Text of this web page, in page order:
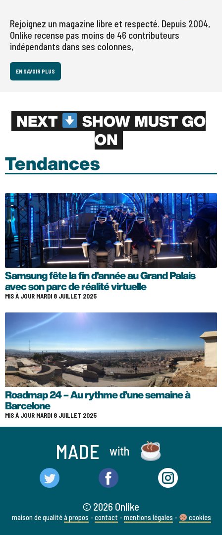
Rejoignez un magazine libre et respecté. Depuis 2004,
Onlike recense pas moins de 46 contributeurs
indépendants dans ses colonnes,
EN SAVOIR PLUS
NEXT
SHOW MUST GO
ON
Tendances
Samsung fête la fin d’année au Grand Palais
avec son parc de réalité virtuelle
MIS À JOUR MARDI 8 JUILLET 2025
Roadmap 24 – Au rythme d’une semaine à
Barcelone
MIS À JOUR MARDI 8 JUILLET 2025
MADE with
© 2026 Onlike
maison de qualitéà propos - contact - mentions légales - cookies